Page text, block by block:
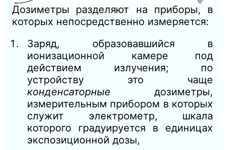
Дозиметры разделяют на приборы, в
которых непосредственно измеряется:
Заряд, образовавшийся в
ионизационной камере под
действием излучения; по
устройству это чаще
конденсаторные дозиметры,
измерительным прибором в которых
служит электрометр, шкала
которого градуируется в единицах
экспозиционной дозы,